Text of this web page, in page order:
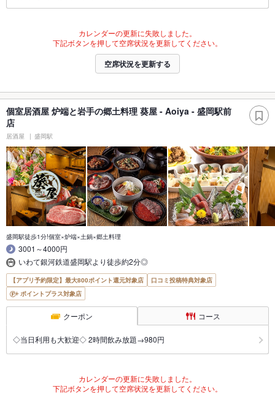
カレンダーの更新に失敗しました。
下記ボタンを押して空席状況を更新してください。
空席状況を更新する
個室居酒屋 炉端と岩手の郷土料理 葵屋 - Aoiya - 盛岡駅前
店
居酒屋 盛岡駅
盛岡駅徒歩1分!個室×炉端×土鍋×郷土料理
3001～4000円
いわて銀河鉄道盛岡駅より徒歩約2分◎
【アプリ予約限定】最大800ポイント還元対象店
口コミ投稿特典対象店
ポイントプラス対象店
クーポン コース
◇当日利用も大歓迎◇ 2時間飲み放題→980円
カレンダーの更新に失敗しました。
下記ボタンを押して空席状況を更新してください。